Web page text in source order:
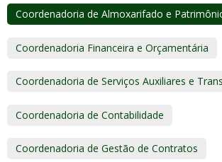
Coordenadoria de Almoxarifado e
Coordenadoria Financeira e Orçamentária
Coordenadoria de Serviços Auxiliares e
Coordenadoria de Contabilidade
Coordenadoria de Gestão de Contratos